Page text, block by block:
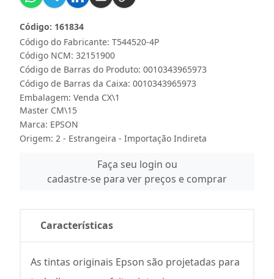
Código do Fabricante: T544520-4P
Código: 161834
Código NCM: 32151900
Código de Barras do Produto: 0010343965973
Código de Barras da Caixa: 0010343965973
Embalagem: Venda CX\1
Master CM\15
Marca: EPSON
Origem: 2 - Estrangeira - Importação Indireta
Faça seu login ou
cadastre-se para ver preços e comprar
Características
As tintas originais Epson são projetadas para